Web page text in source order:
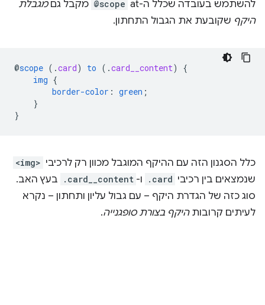
להשתמש בעובדה שכלל ה-at ‏
@scope מקבל גםמגבלת
היקף שקובעת את הגבול התחתון.
@scope ( .card) to ( .card__content)
{
img {
border-color : green ;
}
}
כלל הסגנון הזה עם ההיקף המוגבל מכוון רק לרכיבי <img>
שנמצאים בין רכיבי .card ו- .card__content
בעץ האב.
סוג כזה של הגדרת היקף – עם גבול עליון ותחתון – נקרא
לעיתים קרובותהיקף בצורת סופגנייה.